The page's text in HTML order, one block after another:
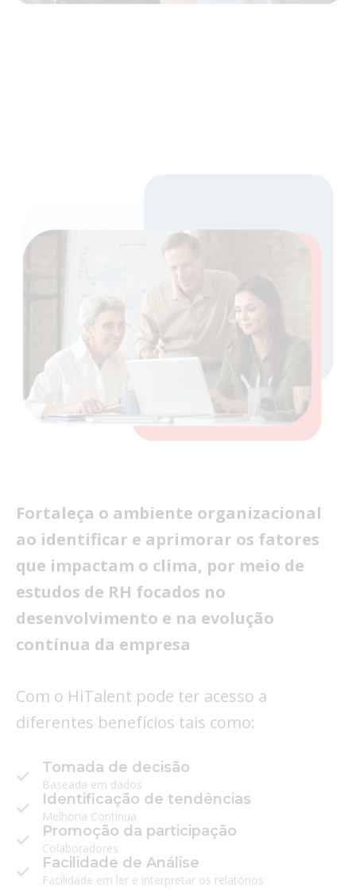
Fortaleça o ambiente organizacional
ao identificar e aprimorar os fatores
que impactam o clima, por meio de
estudos de RH focados no
desenvolvimento e na evolução
contínua da empresa
Com o HiTalent pode ter acesso a
diferentes benefícios tais como:
Tomada de decisão
Baseada em dados
Identificação de tendências
Melhoria Contínua
Promoção da participação
Colaboradores
Facilidade de Análise
Facilidade em ler e interpretar os relatórios